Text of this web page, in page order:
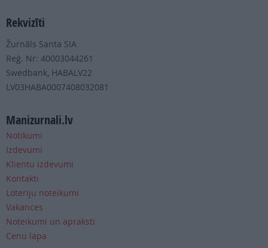
Rekvizīti
Žurnāls Santa SIA
Reģ. Nr: 40003044261
Swedbank, HABALV22
LV03HABA0007408032081
Manizurnali.lv
Notikumi
Izdevumi
Klientu izdevumi
Kontakti
Loteriju noteikumi
Vakances
Noteikumi un apraksti
Cenu lapa